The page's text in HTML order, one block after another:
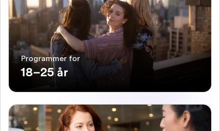
Programmer for
18–25 år